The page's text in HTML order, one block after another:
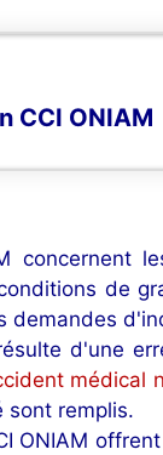
CCI ONIAM
concernent
de
demandes
d'une
médical
sont remplis.
ONIAM